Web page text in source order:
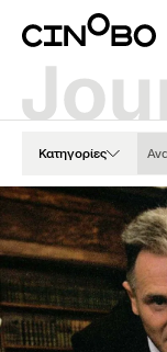
Κατηγορίες